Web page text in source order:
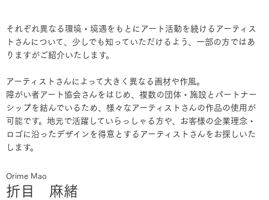
それぞれ異なる環境・境遇をもとにアート活動を続けるアーティス
トさんについて、少しでも知っていただけるよう、一部の方ではあ
りますがご紹介いたします。
アーティストさんによって大きく異なる画材や作風。
障がい者アート協会さんをはじめ、複数の団体・施設とパートナー
シップを結んでいるため、様々なアーティストさんの作品の使用が
可能です。地元で活躍していらっしゃる方や、お客様の企業理念・
ロゴに沿ったデザインを得意とするアーティストさんをお探しいた
します。
Orime Mao
折目 麻緒